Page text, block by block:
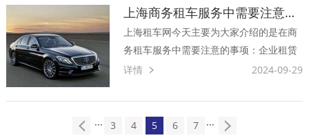
单，凭身份证、驾照、信用卡即可租到自
己喜欢的车型。···
上海商务租车服务中需要注意的事项有哪些？
上海租车网今天主要为大家介绍的是在商
务租车服务中需要注意的事项：企业租赁
业主重要用于各种商务会议或商务活动，
给不足，很多车辆都是常设租赁的，当初
做租车公司更多，用于商务洽商。这辆出
详情 2024-09-29
··· 3 4 5 6 7 ···